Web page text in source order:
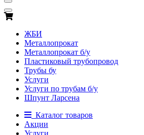
ЖБИ
Металлопрокат
Металлопрокат б/у
Пластиковый трубопровод
Трубы бу
Услуги
Услуги по трубам б/у
Шпунт Ларсена
Каталог товаров
Акции
Услуги